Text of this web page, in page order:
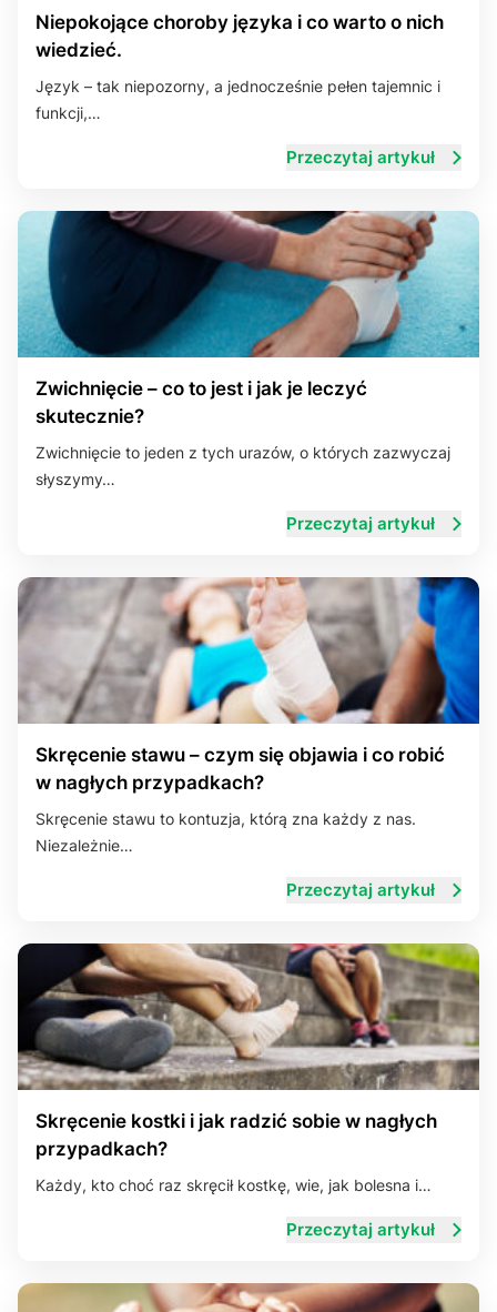
Niepokojące choroby języka i co warto o nich
wiedzieć.
Język – tak niepozorny, a jednocześnie pełen tajemnic i
funkcji,…
Przeczytaj artykuł
Zwichnięcie – co to jest i jak je leczyć
skutecznie?
Zwichnięcie to jeden z tych urazów, o których zazwyczaj
słyszymy…
Przeczytaj artykuł
Skręcenie stawu – czym się objawia i co robić
w nagłych przypadkach?
Skręcenie stawu to kontuzja, którą zna każdy z nas.
Niezależnie…
Przeczytaj artykuł
Skręcenie kostki i jak radzić sobie w nagłych
przypadkach?
Każdy, kto choć raz skręcił kostkę, wie, jak bolesna i…
Przeczytaj artykuł